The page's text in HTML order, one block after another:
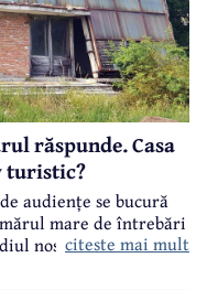
răspunde. Casa
turistic?
audiențe se bucură
mare de întrebări
nostru primarului
citeste mai mult